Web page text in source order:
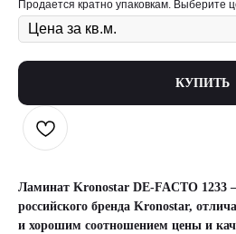
Продается кратно упаковкам. Выберите
КУПИТЬ
Ламинат Kronostar DE-FACTO 1233
российского бренда Kronostar,
и хорошим соотношением цены и